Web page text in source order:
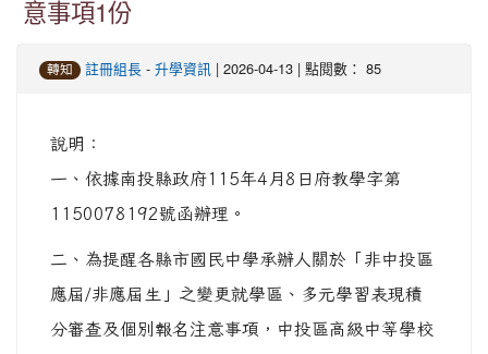
意事項1份
轉知 註冊組長 - 升學資訊 | 2026-04-13 | 點閱數： 85
說明：
一、依據南投縣政府115年4月8日府教學字第
1150078192號函辦理。
二、為提醒各縣市國民中學承辦人關於「非中投區
應屆/非應屆生」之變更就學區、多元學習表現積
分審查及個別報名注意事項，中投區高級中等學校